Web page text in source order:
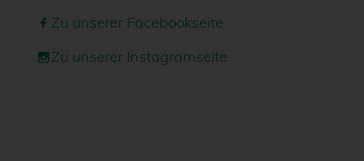
Zu unserer Facebookseite
Zu unserer Instagramseite